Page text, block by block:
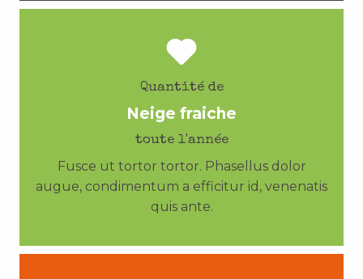
Quantité de
Neige fraiche
toute l'année
Fusce ut tortor tortor. Phasellus dolor
augue, condimentum a efficitur id, venenatis
quis ante.